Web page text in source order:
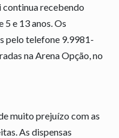
recebendo
e 13 anos. Os
pelo telefone 9.9981-
na Arena Opção, no
muito prejuízo com as
As dispensas